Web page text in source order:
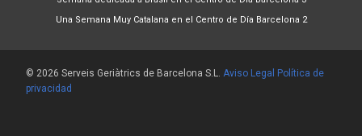
Una Semana Muy Catalana en el Centro de Día Barcelona 2
© 2026 Serveis Geriàtrics de Barcelona S.L. Aviso Legal
Política de
privacidad